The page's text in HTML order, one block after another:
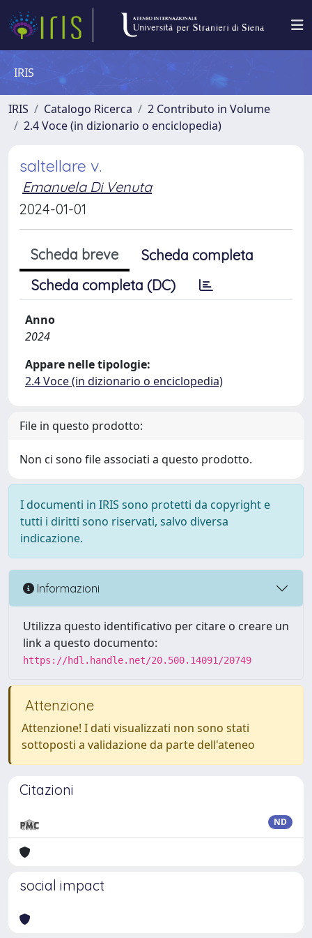
IRIS
IRIS Catalogo Ricerca
2 Contributo in Volume
2.4 Voce (in dizionario o enciclopedia)
saltellare v.
Emanuela Di Venuta
2024-01-01
Scheda breve
Scheda completa
Scheda completa (DC)
Anno
2024
Appare nelle tipologie:
2.4 Voce (in dizionario o enciclopedia)
File in questo prodotto:
Non ci sono file associati a questo prodotto.
I documenti in IRIS sono protetti da copyright e
tutti i diritti sono riservati, salvo diversa
indicazione.
Informazioni
Utilizza questo identificativo per citare o creare un
link a questo documento:
https://hdl.handle.net/20.500.14091/20749
Attenzione
Attenzione! I dati visualizzati non sono stati
sottoposti a validazione da parte dell'ateneo
Citazioni
ND
social impact